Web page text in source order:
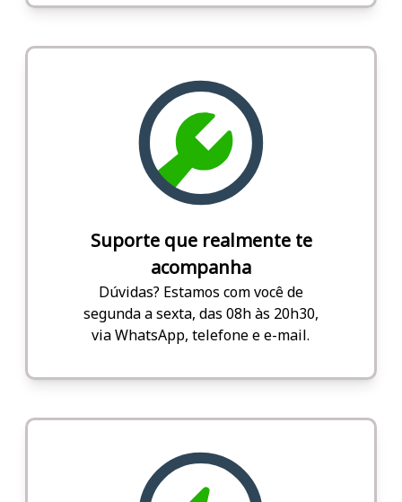
Suporte que realmente te
acompanha
Dúvidas? Estamos com você de
segunda a sexta, das 08h às 20h30,
via WhatsApp, telefone e e-mail.